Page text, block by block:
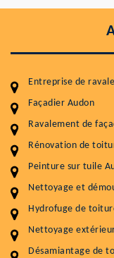
Entreprise de
Façadier Audon
Ravalement de
Rénovation de
Peinture sur tuile
Nettoyage et
Hydrofuge de
Nettoyage
Désamiantage de
Entretenir
Plus de 15 ans
Service
Nettoyageb toiture